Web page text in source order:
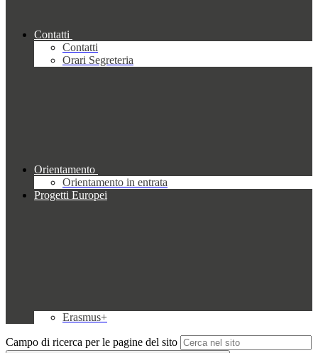
Contatti
Contatti
Orari Segreteria
Orientamento
Orientamento in entrata
Progetti Europei
Erasmus+
Campo di ricerca per le pagine del sito